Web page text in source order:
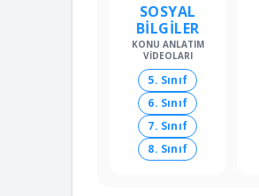
SOSYAL
BİLGİLER
KONU ANLATIM
VIDEOLARI
5. Sınıf
6. Sınıf
7. Sınıf
8. Sınıf